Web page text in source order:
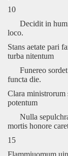
10
Decidit in
loco.
Stans aetate pari
turba nitentum
Funereo sordet
functa die.
Clara ministrorum
potentum
Nulla
mortis honore
15
Flammiuomum